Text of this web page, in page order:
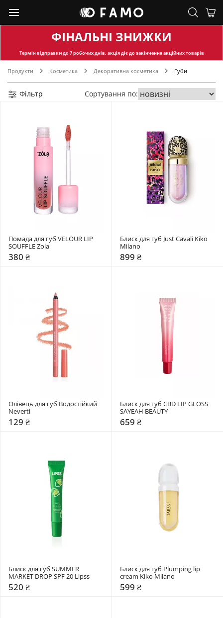
ФІНАЛЬНІ ЗНИЖКИ
Термін відправкидо 7 робочих днів, акція діє до закінчення акційних товарів
Продукти Косметика Декоративна косметика Губи
Фільтр Сортування по:
Помада для губ VELOUR LIP
SOUFFLE Zola
380 ₴
Блиск для губ Just Cavali Kiko
Milano
899 ₴
Олівець для губ Водостійкий
Neverti
129 ₴
Блиск для губ CBD LIP GLOSS
SAYEAH BEAUTY
659 ₴
Блиск для губ SUMMER
MARKET DROP SPF 20 Lipss
520 ₴
Блиск для губ Plumping lip
cream Kiko Milano
599 ₴